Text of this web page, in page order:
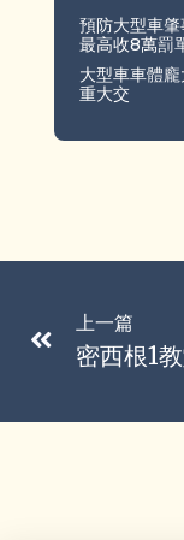
預防大型車
最高收8萬罰
大型車車體
重大交
上一篇